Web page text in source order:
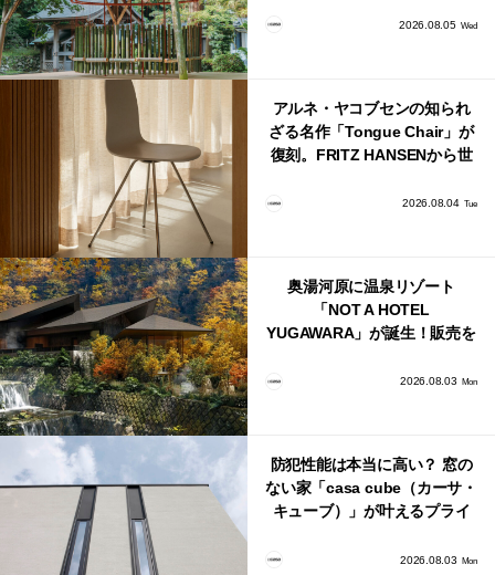
2026.08.05 Wed
アルネ・ヤコブセンの知られ
ざる名作「Tongue Chair」が
復刻。FRITZ HANSENから世
2026.08.04 Tue
奥湯河原に温泉リゾート
「NOT A HOTEL
YUGAWARA」が誕生！販売を
2026.08.03 Mon
防犯性能は本当に高い？ 窓の
ない家「casa cube（カーサ・
キューブ）」が叶えるプライ
2026.08.03 Mon